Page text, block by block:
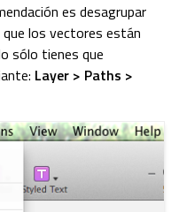
es desagrupar
los vectores están
sólo tienes que
Layer > Paths >